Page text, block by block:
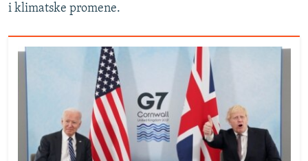
i klimatske promene.